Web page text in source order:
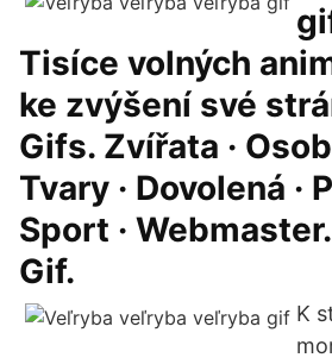
Tisíce volných
ke zvýšení své
Gifs. Zvířata ·
Tvary · Dovolená ·
Sport ·
Gif.
K